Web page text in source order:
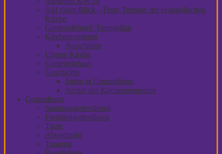
Auf einen Blick – Feste Termine der evangelischen
Kirche
Gemeindebrief: Turmgeläut
Kirchenvorstand
Ausschüsse
Unsere Kirche
Gemeindehaus
Geschichte
Juden in Guntersblum
Archiv der Kirchengemeinde
Gottesdienst
Sonntagsgottesdienst
Familiengottesdienst
Taufe
Abendmahl
Trauung